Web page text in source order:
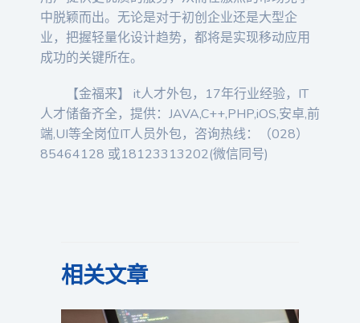
中脱颖而出。无论是对于初创企业还是大型企
业，把握轻量化设计趋势，都将是实现移动应用
成功的关键所在。
【金福来】 it人才外包，17年行业经验，IT
人才储备齐全，提供：JAVA,C++,PHP,iOS,安卓,前
端,UI等全岗位IT人员外包，咨询热线：（028）
85464128 或18123313202(微信同号)
相关文章